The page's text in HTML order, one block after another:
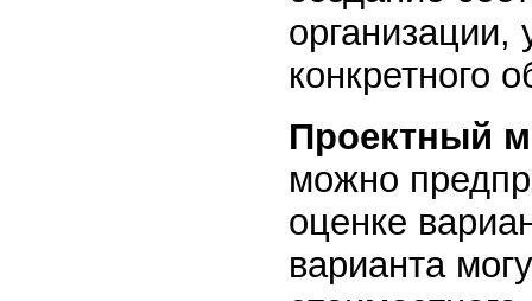
организации,
конкретного
Проектный
можно
оценке
варианта